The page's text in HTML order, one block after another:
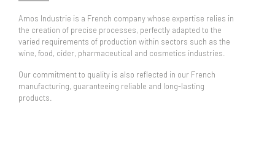
Amos Industrie is a French company whose expertise relies in
the creation of precise processes, perfectly adapted to the
varied requirements of production within sectors such as the
wine, food, cider, pharmaceutical and cosmetics industries.
Our commitment to quality is also reflected in our French
manufacturing, guaranteeing reliable and long-lasting
products.